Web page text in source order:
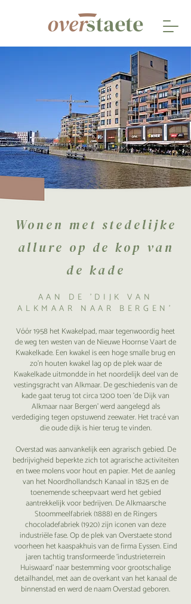
Wonen met stedelijke
allure op de kop van
de kade
AAN DE ’DIJK VAN
ALKMAAR NAAR BERGEN’
Vóór 1958 het Kwakelpad, maar tegenwoordig heet
de weg ten westen van de Nieuwe Hoornse Vaart de
Kwakelkade. Een kwakel is een hoge smalle brug en
zo’n houten kwakel lag op de plek waar de
Kwakelkade uitmondde in het noordelijk deel van de
vestingsgracht van Alkmaar. De geschiedenis van de
kade gaat terug tot circa 1200 toen 'de Dijk van
Alkmaar naar Bergen' werd aangelegd als
verdediging tegen opstuwend zeewater. Het tracé van
die oude dijk is hier terug te vinden.
Overstad was aanvankelijk een agrarisch gebied. De
bedrijvigheid beperkte zich tot agrarische activiteiten
en twee molens voor hout en papier. Met de aanleg
van het Noordhollandsch Kanaal in 1825 en de
toenemende scheepvaart werd het gebied
aantrekkelijk voor bedrijven. De Alkmaarsche
Stoommeelfabriek (1888) en de Ringers
chocoladefabriek (1920) zijn iconen van deze
industriële fase. Op de plek van Overstaete stond
voorheen het kaaspakhuis van de firma Eyssen. Eind
jaren tachtig transformeerde ‘industrieterrein
Huiswaard’ naar bestemming voor grootschalige
detailhandel, met aan de overkant van het kanaal de
binnenstad en werd de naam Overstad geboren.